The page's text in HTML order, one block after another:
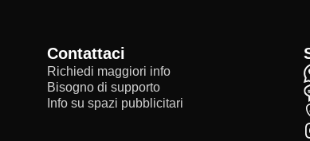
Contattaci
Richiedi maggiori info
Bisogno di supporto
Info su spazi pubblicitari